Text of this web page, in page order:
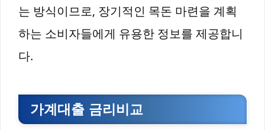
는 방식이므로, 장기적인 목돈 마련을 계획
하는 소비자들에게 유용한 정보를 제공합니
다.
가계대출 금리비교